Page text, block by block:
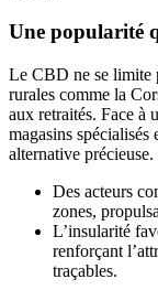
Une popularité
Le CBD ne se limite
rurales comme la
aux retraités. Face à
magasins
alternative précieuse.
Des acteurs
zones,
L’insularité
renforçant
traçables.